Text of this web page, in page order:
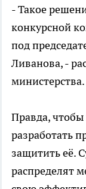
- Такое
конкурсной
под
Ливанова, -
министерства.
Правда, чтобы
разработать
защитить её.
распределят